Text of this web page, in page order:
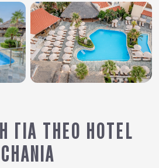
THEO HOTEL
CHANIA